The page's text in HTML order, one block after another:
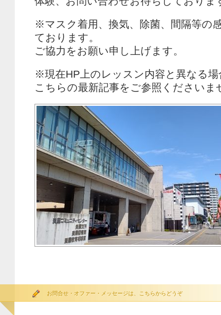
※マスク着用、換気、除菌、間隔等の
ております。
ご協力をお願い申し上げます。
※現在HP上のレッスン内容と異なる
こちらの最新記事をご参照くださいま
お問合せ・オファー・メッセージは、こちらからどうぞ